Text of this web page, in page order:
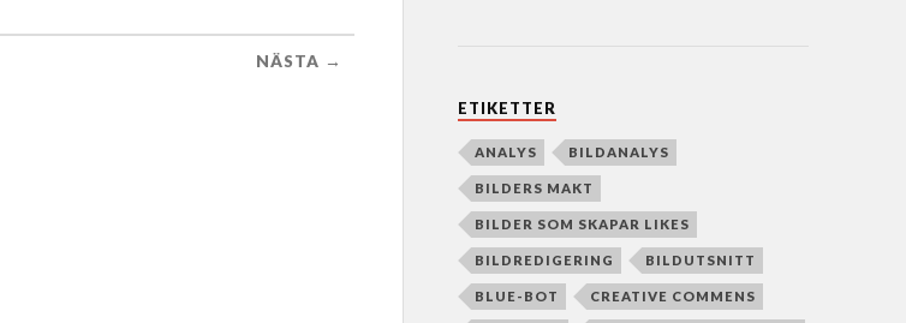
NÄSTA →
ETIKETTER
ANALYS BILDANALYS
BILDERS MAKT
BILDER SOM SKAPAR LIKES
BILDREDIGERING BILDUTSNITT
BLUE-BOT CREATIVE COMMENS